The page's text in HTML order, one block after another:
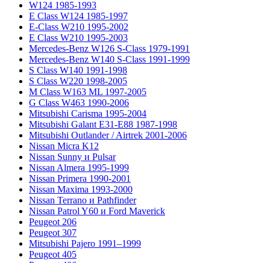
W124 1985-1993
E Class W124 1985-1997
E-Class W210 1995-2002
E Class W210 1995-2003
Mercedes-Benz W126 S-Class 1979-1991
Mercedes-Benz W140 S-Class 1991-1999
S Class W140 1991-1998
S Class W220 1998-2005
M Class W163 ML 1997-2005
G Class W463 1990-2006
Mitsubishi Carisma 1995-2004
Mitsubishi Galant E31-E88 1987-1998
Mitsubishi Outlander / Airtrek 2001-2006
Nissan Micra K12
Nissan Sunny и Pulsar
Nissan Almera 1995-1999
Nissan Primera 1990-2001
Nissan Maxima 1993-2000
Nissan Terrano и Pathfinder
Nissan Patrol Y60 и Ford Maverick
Peugeot 206
Peugeot 307
Mitsubishi Pajero 1991–1999
Peugeot 405